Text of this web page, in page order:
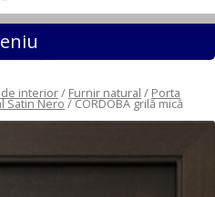
Sari la conținut
de interior/ Furnir natural / Porta
Satin Nero / CORDOBA grilă mică